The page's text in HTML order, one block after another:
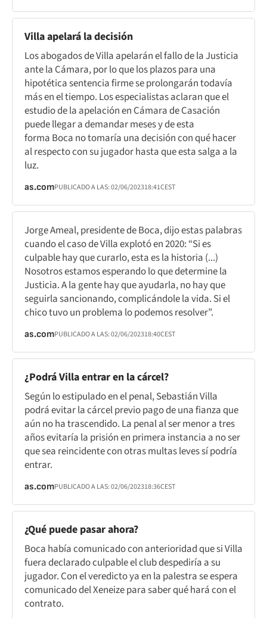
Villa apelará la decisión
Los abogados de Villa apelarán el fallo de la Justicia
ante la Cámara, por lo que los plazos para una
hipotética sentencia firme se prolongarán todavía
más en el tiempo. Los especialistas aclaran que el
estudio de la apelación en Cámara de Casación
puede llegar a demandar meses y de esta
forma Boca no tomaría una decisión con qué hacer
al respecto con su jugador hasta que esta salga a la
luz.
as.comPUBLICADO A LAS:02/06/202318:41CEST
Jorge Ameal, presidente de Boca, dijo estas palabras
cuando el caso de Villa explotó en 2020: “Si es
culpable hay que curarlo, esta es la historia (...)
Nosotros estamos esperando lo que determine la
Justicia. A la gente hay que ayudarla, no hay que
seguirla sancionando, complicándole la vida. Si el
chico tuvo un problema lo podemos resolver”.
as.comPUBLICADO A LAS:02/06/202318:40CEST
¿Podrá Villa entrar en la cárcel?
Según lo estipulado en el penal, Sebastián Villa
podrá evitar la cárcel previo pago de una fianza que
aún no ha trascendido. La penal al ser menor a tres
años evitaría la prisión en primera instancia a no ser
que sea reincidente con otras multas leves sí podría
entrar.
as.comPUBLICADO A LAS:02/06/202318:36CEST
¿Qué puede pasar ahora?
Boca había comunicado con anterioridad que si Villa
fuera declarado culpable el club despediría a su
jugador. Con el veredicto ya en la palestra se espera
comunicado del Xeneize para saber qué hará con el
contrato.